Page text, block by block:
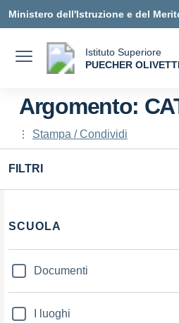
Ministero dell'Istruzione e del
Istituto Superiore
PUECHER OLIVETTI
Argomento:
Stampa / Condividi
FILTRI
Filtri
SCUOLA
Documenti
I luoghi